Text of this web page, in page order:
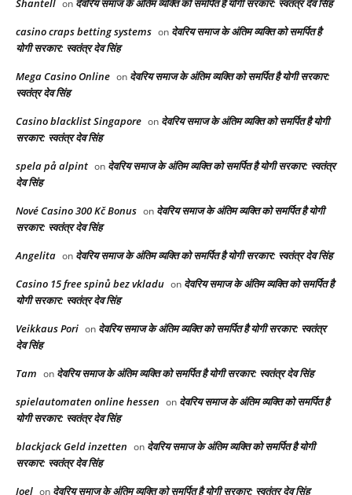
on
casino craps betting systems on देवरिय समाज के अंतिम व्यक्ति को समर्पित है
योगी सरकार: स्वतंत्र देव सिंह
Mega Casino Online on देवरिय समाज के अंतिम व्यक्ति को समर्पित है योगी सरकार:
स्वतंत्र देव सिंह
Casino blacklist Singapore on देवरिय समाज के अंतिम व्यक्ति को समर्पित है योगी
सरकार: स्वतंत्र देव सिंह
spela på alpint on देवरिय समाज के अंतिम व्यक्ति को समर्पित है योगी सरकार: स्वतंत्र
देव सिंह
Nové Casino 300 Kč Bonus on देवरिय समाज के अंतिम व्यक्ति को समर्पित है योगी
सरकार: स्वतंत्र देव सिंह
Angelita on देवरिय समाज के अंतिम व्यक्ति को समर्पित है योगी सरकार: स्वतंत्र देव सिंह
Casino 15 free spinů bez vkladu on देवरिय समाज के अंतिम व्यक्ति को समर्पित है
योगी सरकार: स्वतंत्र देव सिंह
Veikkaus Pori on देवरिय समाज के अंतिम व्यक्ति को समर्पित है योगी सरकार: स्वतंत्र
देव सिंह
Tam on देवरिय समाज के अंतिम व्यक्ति को समर्पित है योगी सरकार: स्वतंत्र देव सिंह
spielautomaten online hessen on देवरिय समाज के अंतिम व्यक्ति को समर्पित है
योगी सरकार: स्वतंत्र देव सिंह
blackjack Geld inzetten on देवरिय समाज के अंतिम व्यक्ति को समर्पित है योगी
सरकार: स्वतंत्र देव सिंह
Joel on देवरिय समाज के अंतिम व्यक्ति को समर्पित है योगी सरकार: स्वतंत्र देव सिंह